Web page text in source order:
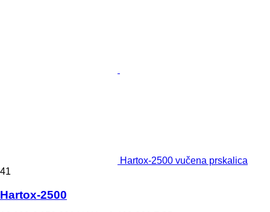
Hartox-2500 vučena prskalica
41
Hartox-2500